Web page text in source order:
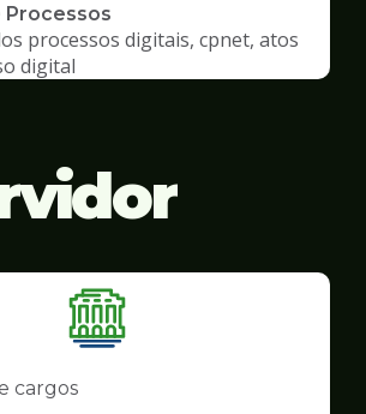
Processos
processos digitais, cpnet, atos
digital
Ilustração
da
cargos